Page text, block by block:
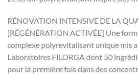
RÉNOVATION INTENSIVE DE LA
[RÉGÉNÉRATION ACTIVÉE] Une
complexe polyrevitalisant unique mis
Laboratoires FILORGA dont 50
pour la première fois dans des